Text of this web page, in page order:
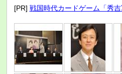
[PR] 戦国時代カードゲーム「秀